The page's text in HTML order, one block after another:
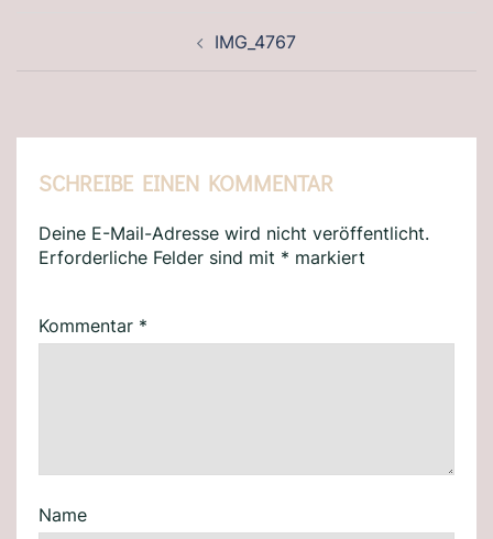
IMG_4767
SCHREIBE EINEN KOMMENTAR
Deine E-Mail-Adresse wird nicht veröffentlicht.
Erforderliche Felder sind mit * markiert
Kommentar *
Name